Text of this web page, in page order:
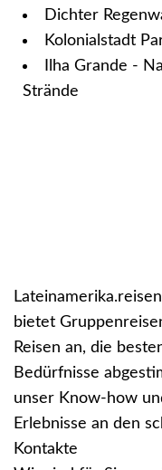
Dichter
Kolonialstadt
Ilha Grande -
Strände
bietet
Reisen an, die
Bedürfnisse
unser Know-how
Erlebnisse an den
Kontakte